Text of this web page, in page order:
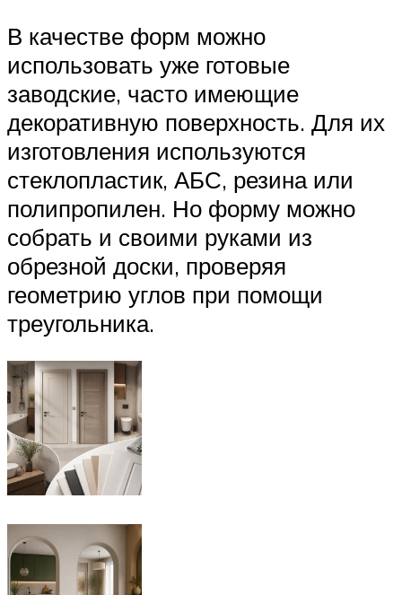
В качестве форм можно
использовать уже готовые
заводские, часто имеющие
декоративную поверхность. Для их
изготовления используются
стеклопластик, АБС, резина или
полипропилен. Но форму можно
собрать и своими руками из
обрезной доски, проверяя
геометрию углов при помощи
треугольника.